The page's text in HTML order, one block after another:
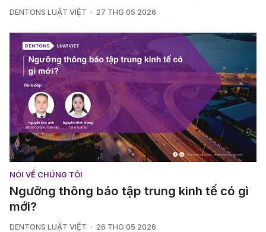
DENTONS LUẬT VIỆT 27 THG 05 2026
NÓI VỀ CHÚNG TÔI
Ngưỡng thông báo tập trung kinh tế có gì
mới?
DENTONS LUẬT VIỆT 26 THG 05 2026